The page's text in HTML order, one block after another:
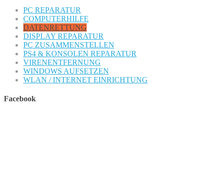
PC REPARATUR
COMPUTERHILFE
DATENRETTUNG
DISPLAY REPARATUR
PC ZUSAMMENSTELLEN
PS4 & KONSOLEN REPARATUR
VIRENENTFERNUNG
WINDOWS AUFSETZEN
WLAN / INTERNET EINRICHTUNG
Facebook